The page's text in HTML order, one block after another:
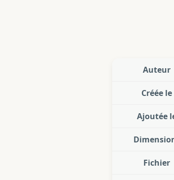
Auteur
Créée le
Ajoutée
Fichier